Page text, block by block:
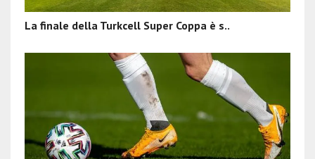
La finale della Turkcell Super Coppa è s..